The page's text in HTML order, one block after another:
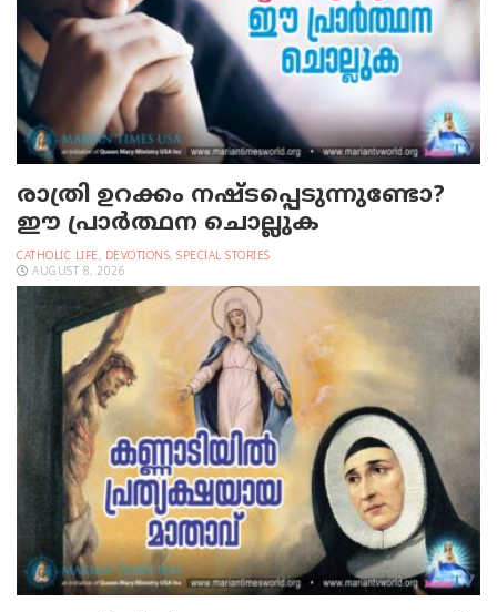
രാത്രി ഉറക്കം നഷ്ടപ്പെടുന്നുണ്ടോ?
ഈ പ്രാര്‍ത്ഥന ചൊല്ലുക
CATHOLIC LIFE, DEVOTIONS, SPECIAL STORIES
AUGUST 8, 2026